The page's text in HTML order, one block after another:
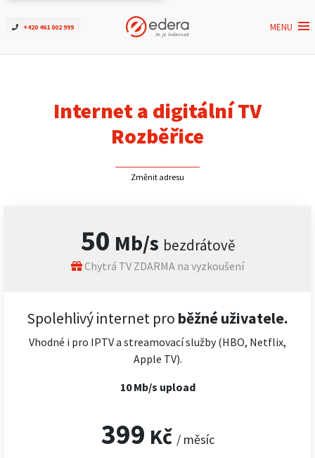
+420 461 002 999 MENU
Ověřit dostupnost
ČEZNET TV
Kontakt
Internet a digitální TV
Rozběřice
Změnit adresu
50 Mb/s bezdrátově
Chytrá TV ZDARMA na vyzkoušení
Spolehlivý internet pro běžné uživatele.
Vhodné i pro IPTV a streamovací služby (HBO, Netflix,
Apple TV).
10 Mb/s upload
399 Kč / měsíc